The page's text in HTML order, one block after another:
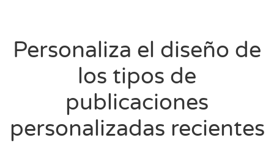
Personaliza el diseño de
los tipos de
publicaciones
personalizadas recientes